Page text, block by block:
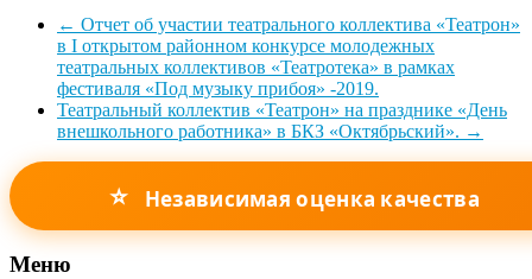
← Отчет об участии театрального коллектива «Театрон»
в I открытом районном конкурсе молодежных
театральных коллективов «Театротека» в рамках
фестиваля «Под музыку прибоя» -2019.
Театральный коллектив «Театрон» на празднике «День
внешкольного работника» в БКЗ «Октябрьский». →
⭐ Независимая оценка качества
Меню